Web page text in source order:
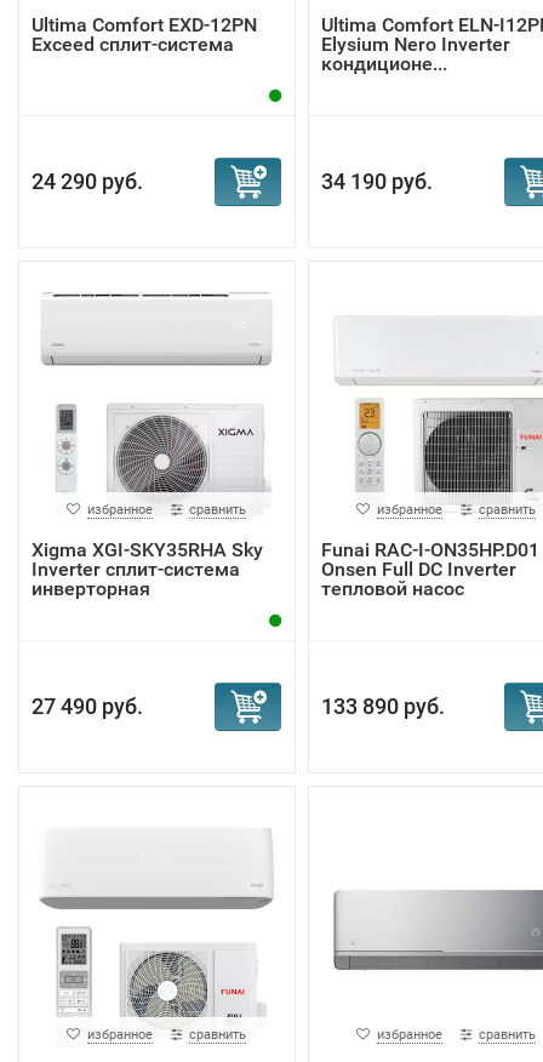
Ultima Comfort EXD-12PN
Exceed сплит-система
24 290 руб.
Ultima Comfort ELN-
Elysium Nero Inverter
кондиционе...
34 190 руб.
избранное сравнить
Xigma XGI-SKY35RHA Sky
Inverter сплит-система
инверторная
27 490 руб.
избранное сравнить
Funai RAC-I-ON35HP.D01
Onsen Full DC Inverter
тепловой насос
133 890 руб.
избранное сравнить избранное сравнить